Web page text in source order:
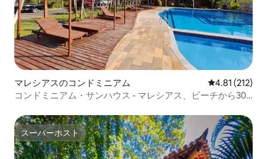
マレシアスのコンドミニアム レビュー212
4.81 (212)
コンドミニアム・サンハウス - マレシアス、ビーチから30
スーパーホスト
スーパーホスト